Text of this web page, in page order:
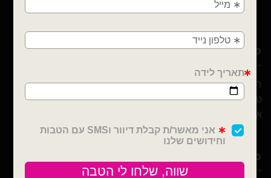
כתובת ויצירת קשר
רבי עקיבא 30, חולון
טלפון : 052-691-0722
אימייל :
כלים
גן, בני ברק, אזור, נס ציונה, רמלה, לוד, אשדוד, יבנה,